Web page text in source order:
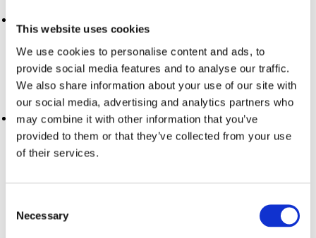
This website uses cookies
We use cookies to personalise content and ads, to
provide social media features and to analyse our traffic.
We also share information about your use of our site with
our social media, advertising and analytics partners who
may combine it with other information that you’ve
provided to them or that they’ve collected from your use
of their services.
Selection
Necessary
distracciones en línea, ProductivityOwl es tu mejor aliado.
Esta extensión de Chrome tepermite bloquear el
acceso a sitios web no relacionados con el trabajo
durante tu horario laboral. Esto te ayuda a mantener el
enfoque mental y la productividad.
Trello: Para una gestión efectiva de proyectos y tareas
Trello ofrece una solución visual y colaborativa. Es un
sistema de listas, tarjetas y tableros. Puedes organizar y
Consejos para una Productividad